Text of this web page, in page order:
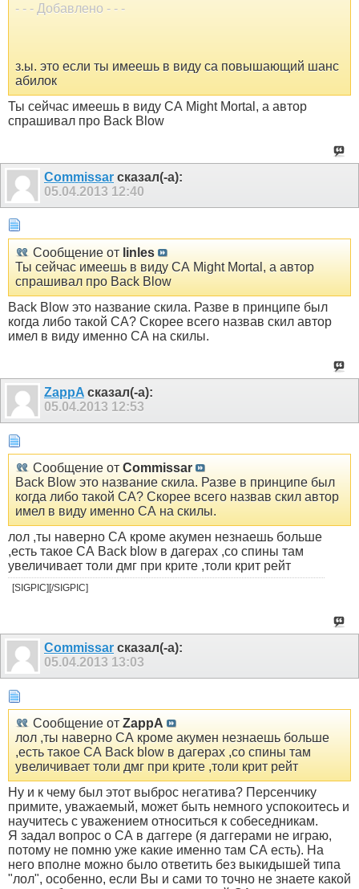
- - - Добавлено - - -
з.ы. это если ты имеешь в виду са повышающий шанс
абилок
Ты сейчас имеешь в виду СА Might Mortal, а автор
спрашивал про Back Blow
Commissar сказал(-а):
05.04.2013 12:40
Сообщение от linles
Ты сейчас имеешь в виду СА Might Mortal, а автор
спрашивал про Back Blow
Back Blow это название скила. Разве в принципе был
когда либо такой СА? Скорее всего назвав скил автор
имел в виду именно СА на скилы.
ZappA сказал(-а):
05.04.2013 12:53
Сообщение от Commissar
Back Blow это название скила. Разве в принципе был
когда либо такой СА? Скорее всего назвав скил автор
имел в виду именно СА на скилы.
лол ,ты наверно СА кроме акумен незнаешь больше
,есть такое СА Back blow в дагерах ,со спины там
увеличивает толи дмг при крите ,толи крит рейт
[SIGPIC][/SIGPIC]
Commissar сказал(-а):
05.04.2013 13:03
Сообщение от ZappA
лол ,ты наверно СА кроме акумен незнаешь больше
,есть такое СА Back blow в дагерах ,со спины там
увеличивает толи дмг при крите ,толи крит рейт
Ну и к чему был этот выброс негатива? Персенчику
примите, уважаемый, может быть немного успокоитесь и
научитесь с уважением относиться к собеседникам.
Я задал вопрос о СА в даггере (я даггерами не играю,
потому не помню уже какие именно там СА есть). На
него вполне можно было ответить без выкидышей типа
"лол", особенно, если Вы и сами то точно не знаете какой